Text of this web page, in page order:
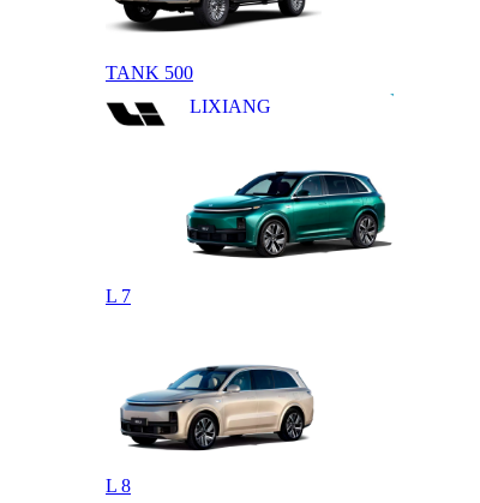
TANK 500
LIXIANG
L 7
L 8